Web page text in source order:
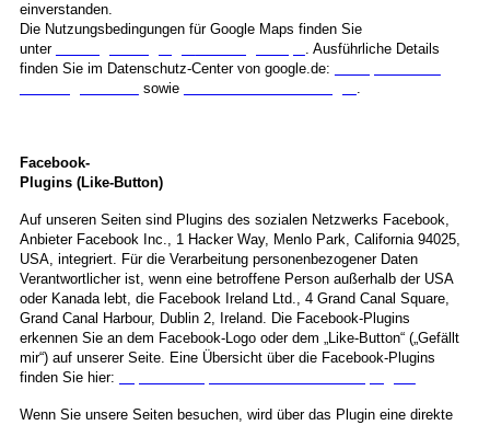
einverstanden.
Die Nutzungsbedingungen für Google Maps finden Sie
unter
. Ausführliche Details
finden Sie im Datenschutz-Center von google.de:
sowie .
Facebook-
Plugins (Like-Button)
Auf unseren Seiten sind Plugins des sozialen Netzwerks Facebook,
Anbieter Facebook Inc., 1 Hacker Way, Menlo Park, California 94025,
USA, integriert. Für die Verarbeitung personenbezogener Daten
Verantwortlicher ist, wenn eine betroffene Person außerhalb der USA
oder Kanada lebt, die Facebook Ireland Ltd., 4 Grand Canal Square,
Grand Canal Harbour, Dublin 2, Ireland. Die Facebook-Plugins
erkennen Sie an dem Facebook-Logo oder dem „Like-Button“ („Gefällt
mir“) auf unserer Seite. Eine Übersicht über die Facebook-Plugins
finden Sie hier:
Wenn Sie unsere Seiten besuchen, wird über das Plugin eine direkte